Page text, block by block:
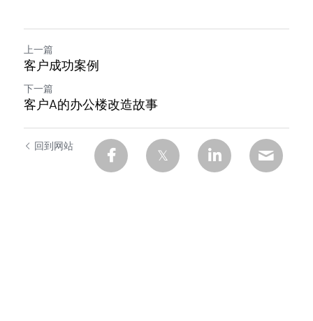
上一篇
客户成功案例
下一篇
客户A的办公楼改造故事
回到网站